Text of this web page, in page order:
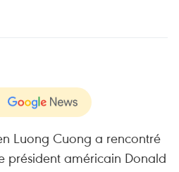
Luong Cuong a rencontré
président américain Donald